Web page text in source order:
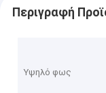
Περιγραφή
Υψηλό φως